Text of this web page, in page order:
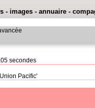
- images - annuaire -
secondes
Pacific'